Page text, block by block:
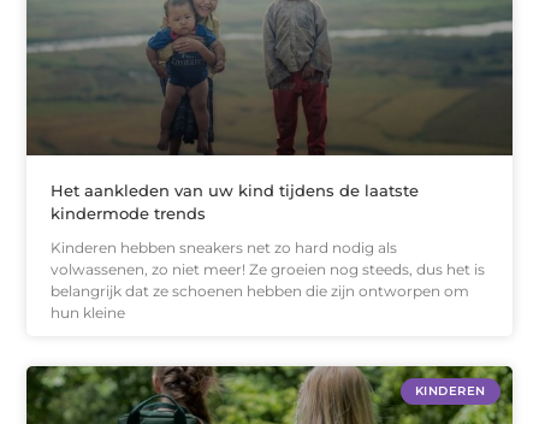
Het aankleden van uw kind tijdens de laatste
kindermode trends
Kinderen hebben sneakers net zo hard nodig als
volwassenen, zo niet meer! Ze groeien nog steeds, dus het is
belangrijk dat ze schoenen hebben die zijn ontworpen om
hun kleine
KINDEREN